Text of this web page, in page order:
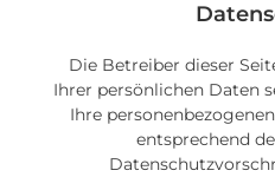
Die Betreiber dieser
Ihrer persönlichen Daten
Ihre
entsprechend